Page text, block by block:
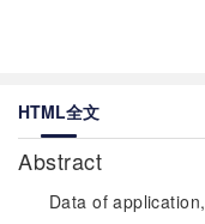
HTML全文
Abstract
Data of